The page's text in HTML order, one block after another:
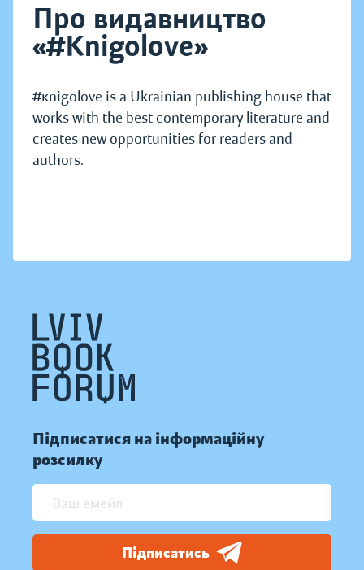
Про видавництво
«#Knigolove»
#кnigolove is a Ukrainian publishing house that
works with the best contemporary literature and
creates new opportunities for readers and
authors.
Підписатися на інформаційну
розсилку
Підписатись